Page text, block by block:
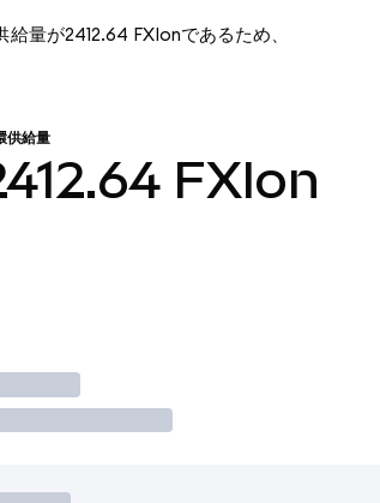
量が2412.64 FXIonであるため、
供給量
FXIon